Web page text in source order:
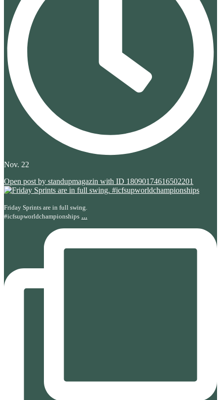
Nov. 22
Open post by standupmagazin with ID 18090174616502201
Friday Sprints are in full swing.
#icfsupworldchampionships ...